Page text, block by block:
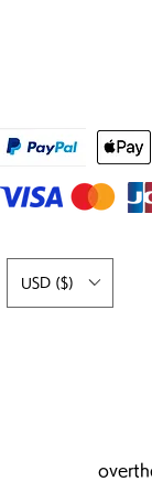
USD ($)